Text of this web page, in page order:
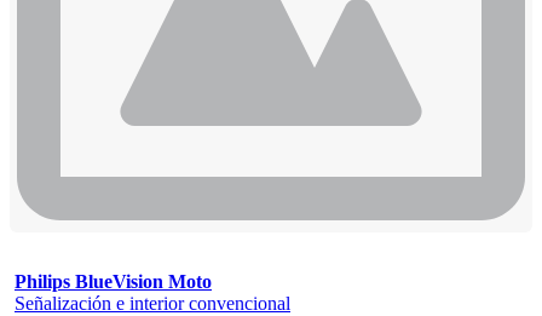
Philips BlueVision Moto
Señalización e interior convencional